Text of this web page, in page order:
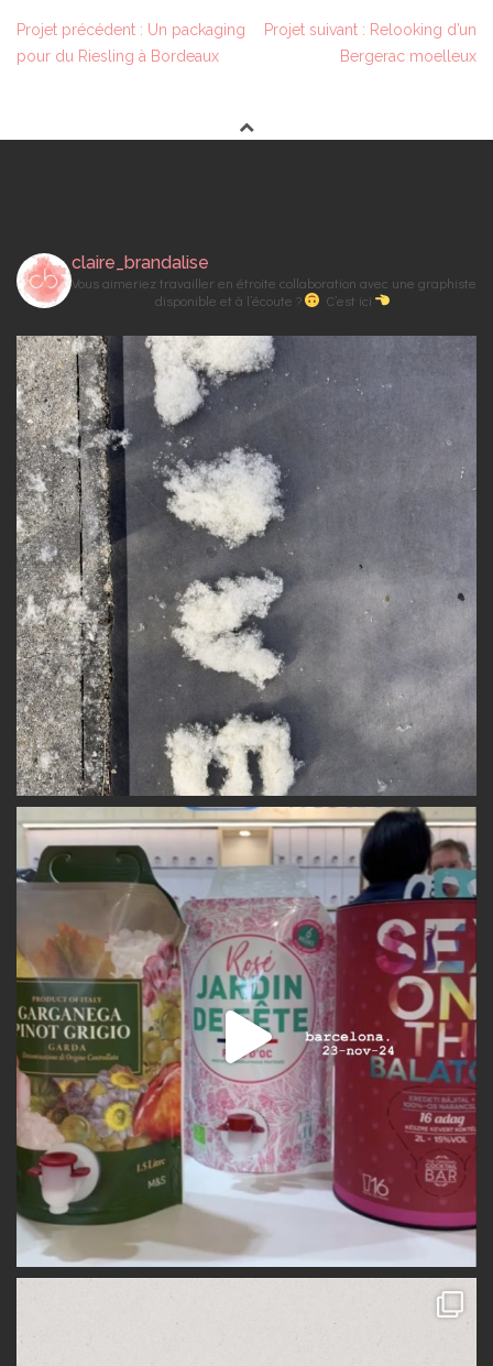
N
I
O
N
D
E
L
’
A
R
T
I
C
L
E
Projet précédent : Un packaging
pour du Riesling à Bordeaux
Projet suivant : Relooking d’un
Bergerac moelleux
claire_brandalise
Vous aimeriez travailler en étroite collaboration avec une graphiste
disponible et à l’écoute ?
C’est ici